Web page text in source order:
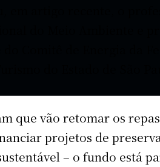
artigo recente, o
do Meio Ambiente e
que vão retomar os
projetos de
– o fundo está